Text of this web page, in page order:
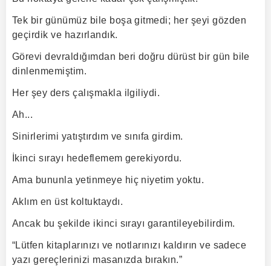
Tek bir günümüz bile boşa gitmedi; her şeyi gözden
geçirdik ve hazırlandık.
Görevi devraldığımdan beri doğru dürüst bir gün bile
dinlenmemiştim.
Her şey ders çalışmakla ilgiliydi.
Ah...
Sinirlerimi yatıştırdım ve sınıfa girdim.
İkinci sırayı hedeflemem gerekiyordu.
Ama bununla yetinmeye hiç niyetim yoktu.
Aklım en üst koltuktaydı.
Ancak bu şekilde ikinci sırayı garantileyebilirdim.
“Lütfen kitaplarınızı ve notlarınızı kaldırın ve sadece
yazı gereçlerinizi masanızda bırakın.”